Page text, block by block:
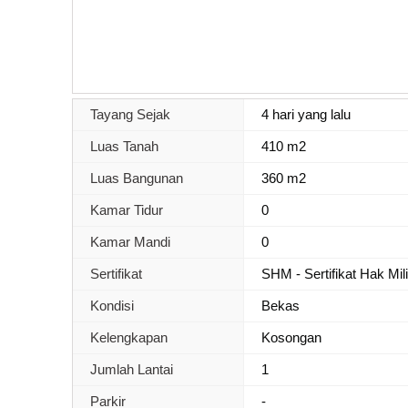
Tayang Sejak 4 hari yang lalu
Luas Tanah 410 m2
Luas Bangunan 360 m2
Kamar Tidur 0
Kamar Mandi 0
Sertifikat SHM - Sertifikat Hak
Kondisi Bekas
Kelengkapan Kosongan
Jumlah Lantai 1
Parkir -